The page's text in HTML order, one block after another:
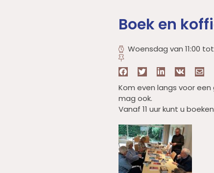
Boek en
Woensdag van 11:00
Kom even langs voor
mag ook.
Vanaf 11 uur kunt u